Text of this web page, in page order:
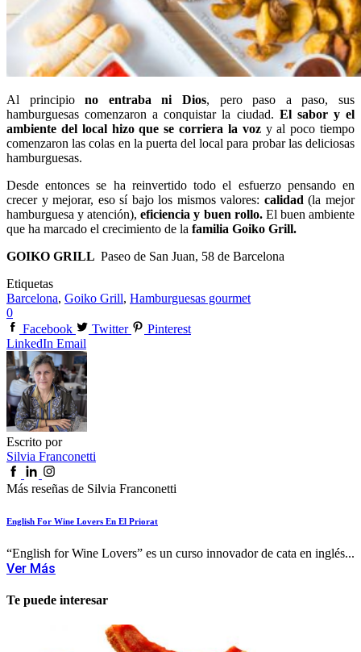
Al principiono entraba ni Dios, pero paso a paso, sus
hamburguesas comenzaron a conquistar la ciudad. El sabor y el
ambiente del local hizo que se corriera la vozy al poco tiempo
comenzaron las colas en la puerta del local para probar las deliciosas
hamburguesas.
Desde entonces se ha reinvertido todo el esfuerzo pensando en
crecer y mejorar, eso sí bajo los mismos valores: calidad (la mejor
hamburguesa y atención),eficiencia y buen rollo.El buen ambiente
que ha marcado el crecimiento de la familia Goiko Grill.
GOIKO GRILL Paseo de San Juan, 58 de Barcelona
Etiquetas
Barcelona, Goiko Grill, Hamburguesas gourmet
0
Facebook
Twitter
Pinterest
LinkedIn Email
Escrito por
Silvia Franconetti
Más reseñas de Silvia Franconetti
English For Wine Lovers En El Priorat
“English for Wine Lovers” es un curso innovador de cata en inglés...
Ver Más
Te puede interesar